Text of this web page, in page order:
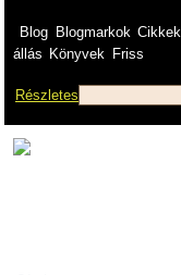
Blog Blogmarkok Cikkek
állás Könyvek Friss
Részletes